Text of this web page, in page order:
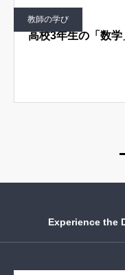
教師の学び
高校3年生の「数
Experience the